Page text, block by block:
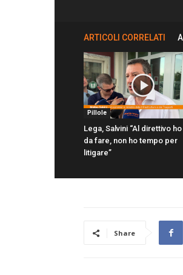
ARTICOLI CORRELATI
Pillole
Lega, Salvini “Al direttivo
da fare, non ho tempo per
litigare”
Share